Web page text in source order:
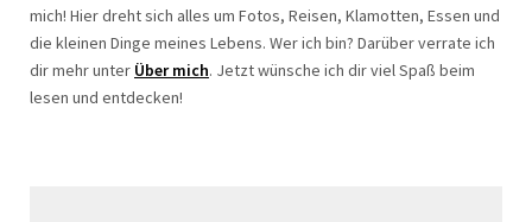
mich! Hier dreht sich alles um Fotos, Reisen, Klamotten, Essen und
die kleinen Dinge meines Lebens. Wer ich bin? Darüber verrate ich
dir mehr unter Über mich. Jetzt wünsche ich dir viel Spaß beim
lesen und entdecken!